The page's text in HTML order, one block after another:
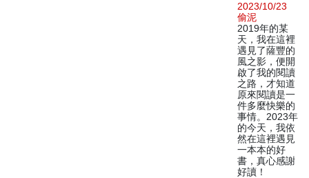
2023/10/23
偷泥
2019年的某
天，我在這裡
遇見了薩豐的
風之影，便開
啟了我的閱讀
之路，才知道
原來閱讀是一
件多麼快樂的
事情。2023年
的今天，我依
然在這裡遇見
一本本的好
書，真心感謝
好讀！